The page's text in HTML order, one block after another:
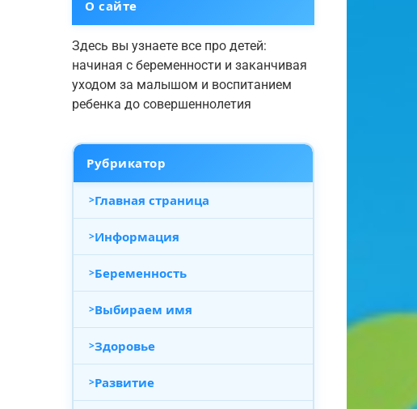
О сайте
Здесь вы узнаете все про детей:
начиная с беременности и заканчивая
уходом за малышом и воспитанием
ребенка до совершеннолетия
Рубрикатор
Главная страница
Информация
Беременность
Выбираем имя
Здоровье
Развитие